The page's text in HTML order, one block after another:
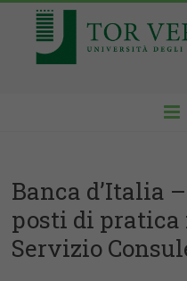
Banca d’Italia
posti di pratica
Servizio